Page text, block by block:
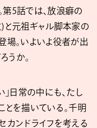
第5話では、放浪癖の
と元祖ギャル脚本家の
場。いよいよ役者が出
うか。
」日常の中にも、たし
とを描いている。千明
カンドライフを考える